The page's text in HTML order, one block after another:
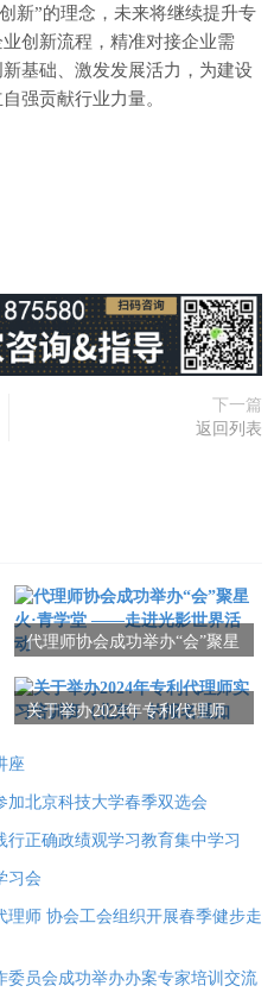
新”的理念，未来将继续提升专
创新流程，精准对接企业需
基础、激发发展活力，为建设
强贡献行业力量。
下一篇
返回列表
代理师协会成功举办“会”聚星
活动
关于举办2024年专利代理师
座
加北京科技大学春季双选会
正确政绩观学习教育集中学习
习会
师 协会工会组织开展春季健步走
委员会成功举办办案专家培训交流